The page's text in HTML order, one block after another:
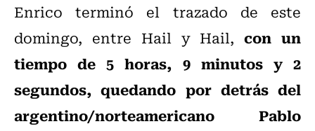
Enrico terminó el trazado de este
domingo, entre Hail y Hail, con un
tiempo de 5 horas, 9 minutos y 2
segundos, quedando por detrás del
argentino/norteamericano Pablo